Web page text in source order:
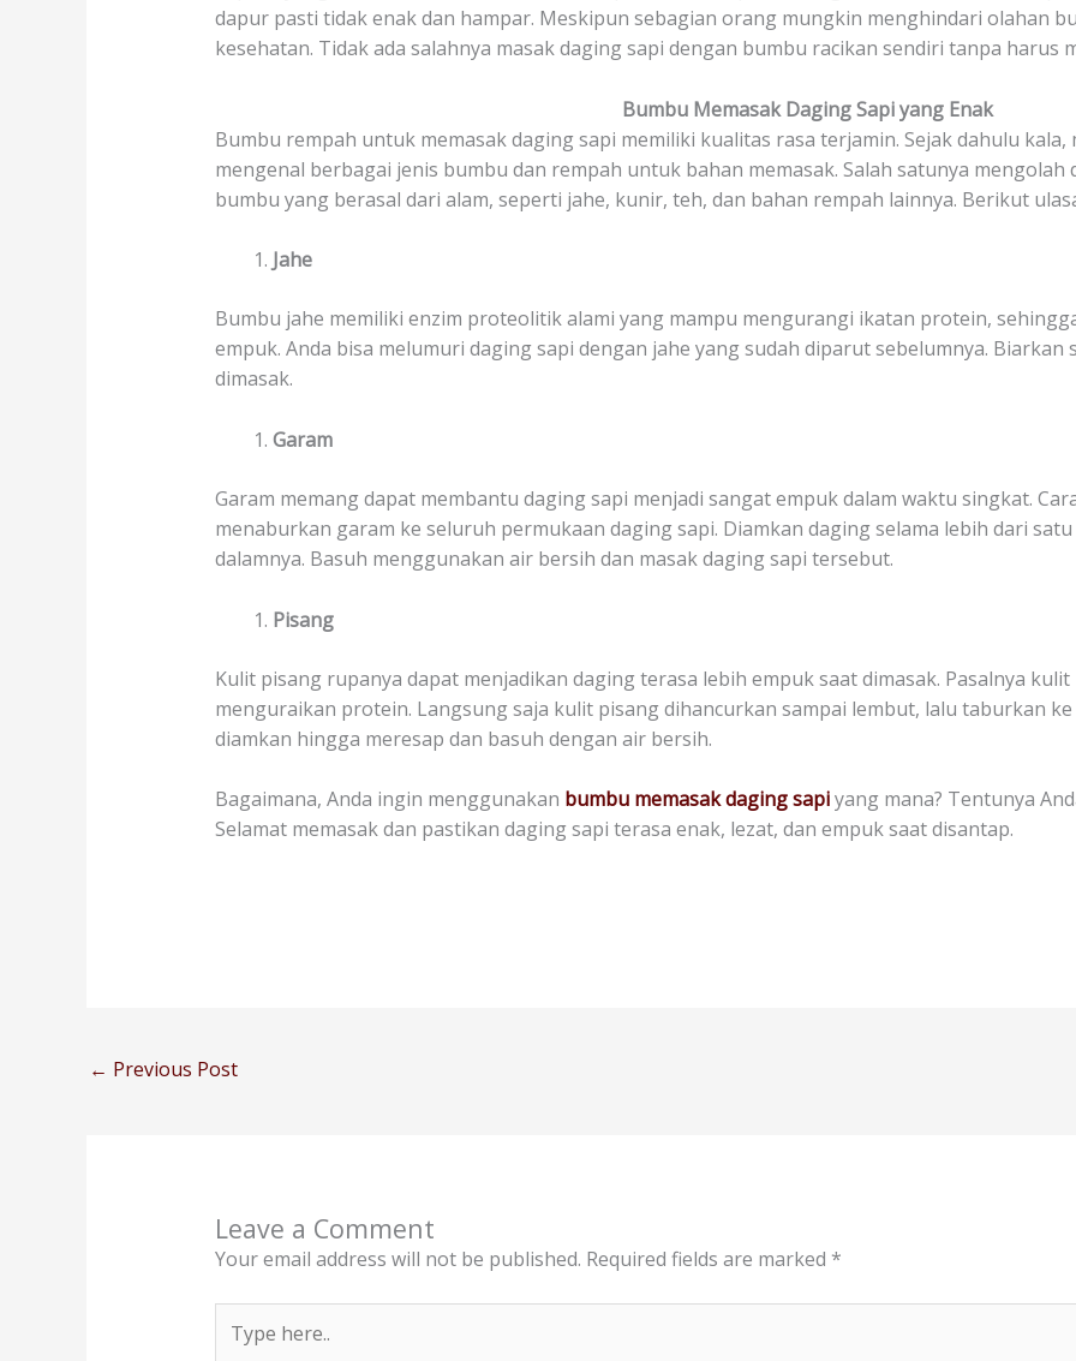
dapur pasti tidak enak dan hampar. Meskipun sebagian orang mungkin menghindari olahan
kesehatan. Tidak ada salahnya masak daging sapi dengan bumbu racikan sendiri tanpa harus
Bumbu Memasak Daging Sapi yang Enak
Bumbu rempah untuk memasak daging sapi memiliki kualitas rasa terjamin. Sejak dahulu
mengenal berbagai jenis bumbu dan rempah untuk bahan memasak. Salah satunya
bumbu yang berasal dari alam, seperti jahe, kunir, teh, dan bahan rempah lainnya. Berikut
Jahe
Bumbu jahe memiliki enzim proteolitik alami yang mampu mengurangi ikatan protein,
empuk. Anda bisa melumuri daging sapi dengan jahe yang sudah diparut sebelumnya. Biarkan
dimasak.
Garam
Garam memang dapat membantu daging sapi menjadi sangat empuk dalam waktu singkat.
menaburkan garam ke seluruh permukaan daging sapi. Diamkan daging selama lebih dari
dalamnya. Basuh menggunakan air bersih dan masak daging sapi tersebut.
Pisang
Kulit pisang rupanya dapat menjadikan daging terasa lebih empuk saat dimasak. Pasalnya
menguraikan protein. Langsung saja kulit pisang dihancurkan sampai lembut, lalu taburkan
diamkan hingga meresap dan basuh dengan air bersih.
Bagaimana, Anda ingin menggunakan bumbu memasak daging sapiyang mana? Tentunya
Selamat memasak dan pastikan daging sapi terasa enak, lezat, dan empuk saat disantap.
← Previous Post
Leave a Comment
Your email address will not be published. Required fields are marked *
here..